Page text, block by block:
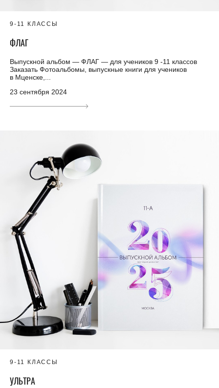
9-11 КЛАССЫ
ФЛАГ
Выпускной альбом — ФЛАГ — для учеников 9 -11 классов
Заказать Фотоальбомы, выпускные книги для учеников
в Мценске,...
23 сентября 2024
9-11 КЛАССЫ
УЛЬТРА